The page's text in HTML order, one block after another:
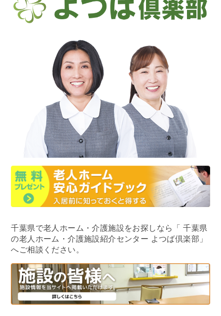
千葉県で老人ホーム・介護施設をお探しなら
「 千葉県
の老人ホーム・介護施設紹介センター よつば倶楽部」
へご相談ください。